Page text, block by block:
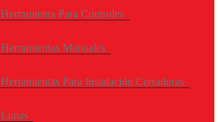
Herramienta Para Controles
Herramientas Manuales
Herramientas Para Instalación Cerraduras
Limas